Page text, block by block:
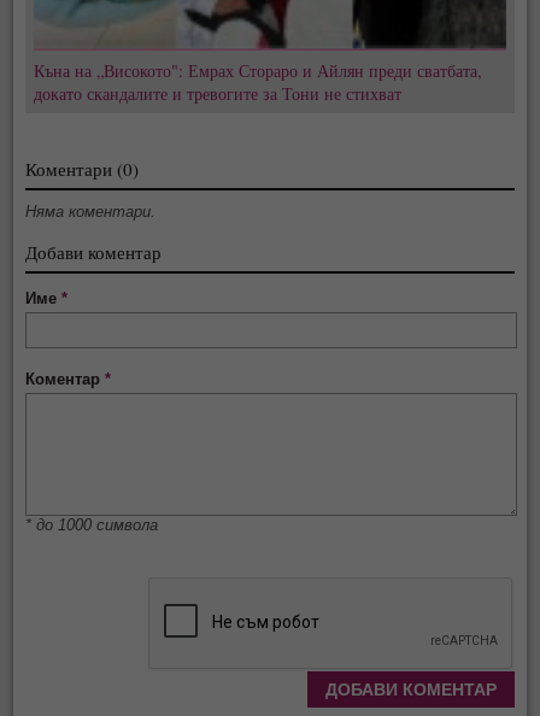
Къна на „Високото": Емрах Стораро и Айлян преди сватбата,
докато скандалите и тревогите за Тони не стихват
Коментари (0)
Няма коментари.
Добави коментар
Име*
Коментар*
* до 1000 символа